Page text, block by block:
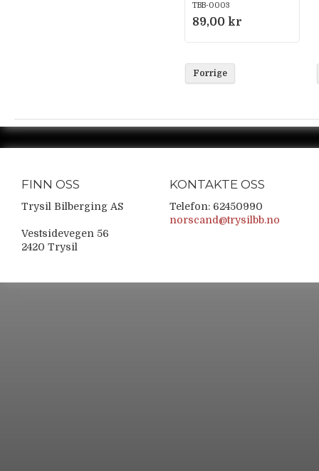
TBB-0003
89,00 kr
Forrige
FINN OSS
Trysil Bilberging AS
Vestsidevegen 56
2420 Trysil
KONTAKTE OSS
Telefon: 62450990
norscand@trysilbb.no